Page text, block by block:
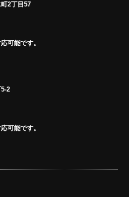
2丁目57
可能です。
2
可能です。